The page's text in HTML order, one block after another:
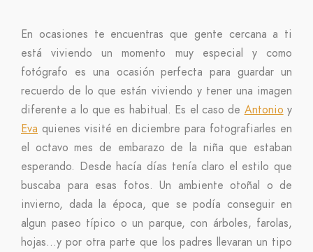
En ocasiones te encuentras que gente cercana a ti
está viviendo un momento muy especial y como
fotógrafo es una ocasión perfecta para guardar un
recuerdo de lo que están viviendo y tener una imagen
diferente a lo que es habitual. Es el caso de Antonio y
Eva quienes visité en diciembre para fotografiarles en
el octavo mes de embarazo de la niña que estaban
esperando. Desde hacía días tenía claro el estilo que
buscaba para esas fotos. Un ambiente otoñal o de
invierno, dada la época, que se podía conseguir en
algun paseo típico o un parque, con árboles, farolas,
hojas…y por otra parte que los padres llevaran un tipo